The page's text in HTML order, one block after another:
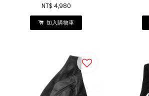
NT$ 4,980
加入購物車